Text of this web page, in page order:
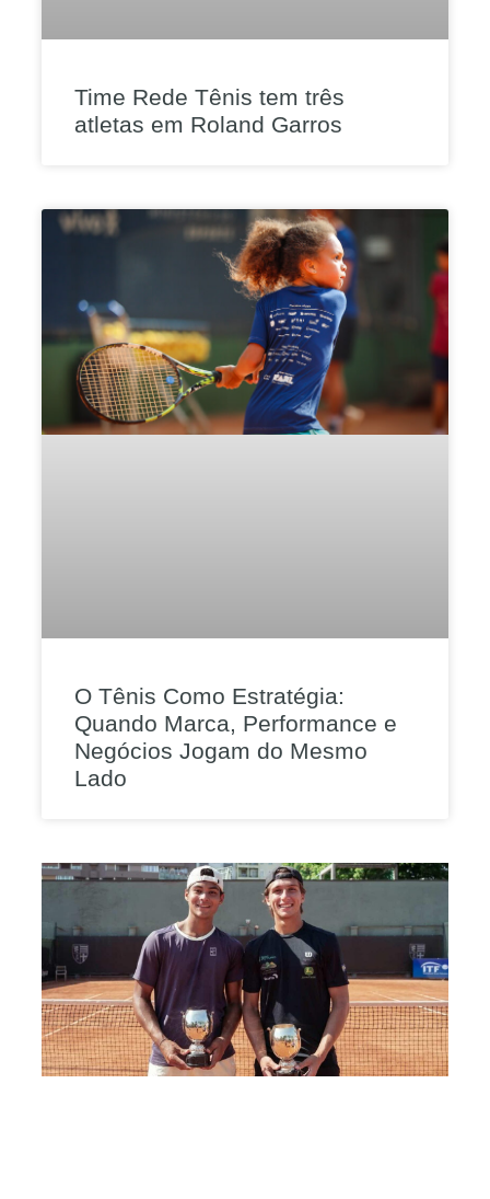
Time Rede Tênis tem três
atletas em Roland Garros
O Tênis Como Estratégia:
Quando Marca, Performance e
Negócios Jogam do Mesmo
Lado